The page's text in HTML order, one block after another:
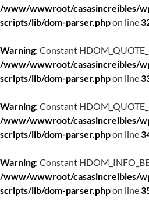
/www/wwwroot/casasincreibles/
scripts/lib/dom-parser.phpon line
Warning: Constant
/www/wwwroot/casasincreibles/
scripts/lib/dom-parser.phpon line
Warning: Constant
/www/wwwroot/casasincreibles/
scripts/lib/dom-parser.phpon line
Warning: Constant
/www/wwwroot/casasincreibles/
scripts/lib/dom-parser.phpon line